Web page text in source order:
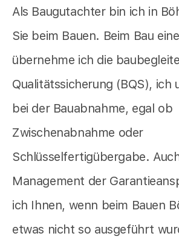
Als Baugutachter bin ich in
Sie beim Bauen. Beim Bau
übernehme ich die
Qualitätssicherung (BQS), ich
bei der Bauabnahme, egal ob
Zwischenabnahme oder
Schlüsselfertigübergabe.
Management der
ich Ihnen, wenn beim Bauen
etwas nicht so ausgeführt